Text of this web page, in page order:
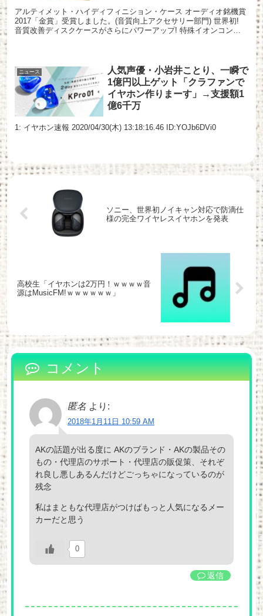
アルティメット・ハイディフィニション・ケース オーディオ銘機賞
2017「金賞」受賞しました。(音質向上アクセサリー部門) 世界初!
音質改善ディスクケースがさらにパワーアップ! 特殊イオンコント
ニュース
人気声優・小岩井ことり、一瞬で
1億円以上ゲット「クラファンで
イヤホン作りまーす」→支援額1
億6千万
1: イヤホン速報 2020/04/30(木) 13:18:16.46 ID:YOJb6DVi0
ソニー、世界初ノイキャン対応で防滴仕
様の完全ワイヤレスイヤホンを発表
高校生「イヤホンは2万円！ｗｗｗｗ音
源はMusicFM!ｗｗｗｗｗｗ」
コメント
匿名 より:
2018年1月11日 10:59 AM
AKの話題が出る度に AKのブランド・AKの製品その
もの・代理店のサポート・代理店の販促策、それぞ
れ良し悪しあるんだけどごっちゃになっているのが
残念
私はまともな代理店がつけばもっと人気になるメー
カーだと思う
0
返信